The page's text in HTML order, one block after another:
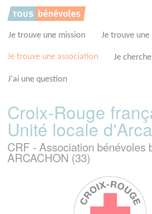
Je trouve une mission Je trouve
Je trouve une association Je
J'ai une question
Croix-Rouge
Unité locale
CRF - Association bénévoles
ARCACHON (33)
Panneau de gestion des cookies